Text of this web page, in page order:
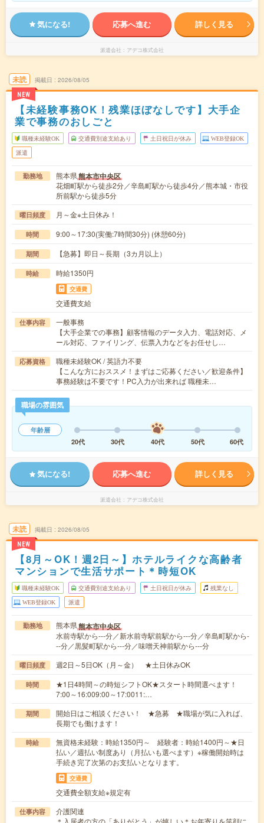
気になる! 応募へ進む 詳しく見る
派遣会社 アデコ株式会社
未読
NEW
掲載日 2026/08/05
【未経験事務OK！残業ほぼなしです】大手企
業で事務のおしごと
職種未経験OK 交通費別途支給あり 土日祝日が休み WEB登録OK
派遣
勤務地 熊本県熊本市中央区
花畑町駅から徒歩2分／辛島町駅から徒歩4分／熊本城・市役
所前駅から徒歩5分
曜日頻度 月～金※土日休み！
時間 9:00～17:30(実働:7時間30分) (休憩60分)
期間 【急募】即日～長期（3カ月以上）
時給 時給1350円
交通費
交通費支給
仕事内容
一般事務
【大手企業での事務】顧客情報のデータ入力、電話対応、メ
ール対応、ファイリング、伝票入力などをお任せし…
応募資格
職種未経験OK / 英語力不要
【こんな方におススメ！まずはご応募ください／歓迎条件】
事務経験は不要です！PC入力が出来れば 職種未…
職場の雰囲気
年齢層
20代
30代 40代 50代 60代
気になる! 応募へ進む 詳しく見る
派遣会社 アデコ株式会社
未読
NEW
掲載日 2026/08/05
【8月～OK！週2日～】ホテルライクな高齢者
マンションで生活サポート＊時短OK
職種未経験OK 交通費別途支給あり 土日祝日が休み 残業なし
WEB登録OK 派遣
勤務地 熊本県熊本市中央区
水前寺駅から---分／新水前寺駅前駅から---分／辛島町駅から-
--分／黒髪町駅から---分／味噌天神前駅から---分
曜日頻度 週2日～5日OK（月～金） ★土日休みOK
時間
★1日4時間～の時短シフトOK★スタート時間選べます！
7:00～16:009:00～17:0011:…
期間
開始日はご相談ください！ ★急募 ★職場が気に入れば、
長期でも働けます！
時給
無資格未経験：時給1350円～ 経験者：時給1400円～★日
払い／週払い制度あり（月払いも選べます）※稼働開始時は
手続き完了次第のお支払いとなります。
交通費
交通費全額支給※規定有
仕事内容
介護関連
＊入居者の方の「ありがとう」が嬉しい＊お年寄りを笑顔に